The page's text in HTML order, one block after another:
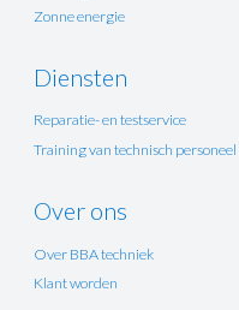
Zonne energie
Diensten
Reparatie- en testservice
Training van technisch personeel
Over ons
Over BBA techniek
Klant worden